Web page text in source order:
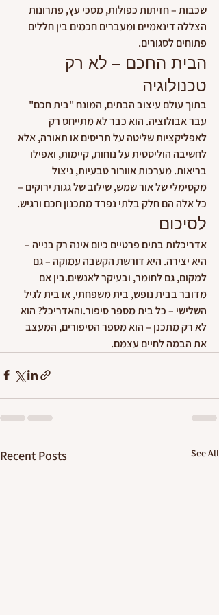
שכבות – חזיתות כפולות, מסכי עץ, פתרונות
הצללה דינאמיים ומעברים חכמים בין חללים
פתוחים לסגורים.
הבית החכם – לא רק
טכנולוגיה
בתוך עולם עיצוב הבתים, המונח "בית חכם"
עבר אבולוציה. הוא כבר לא מתייחס רק
לאפליקציות שליטה על תריסים או תאורה, אלא
לחשיבה הוליסטית על נוחות, קיימות, ואפילו
בריאות. מערכות אוורור טבעיות, ניצול
מקסימלי של אור שמש, שילוב של גגות ירוקים –
כל אלה הם חלק בלתי נפרד מתכנון חכם ורגיש.
לסיכום
אדריכלות בתים פרטיים כיום אינה רק בנייה –
היא יצירה. היא דורשת הקשבה עמוקה – גם
למקום, גם לחומר, ובעיקר לאנשים.בין אם
מדובר בבית נופש, בית משפחתי, או בית לגיל
השלישי – כל בית מספר סיפור.והאדריכל? הוא
לא רק מתכנן – הוא מספר הסיפורים, המעצב
את הבמה לחיים עצמם.
Recent Posts See All